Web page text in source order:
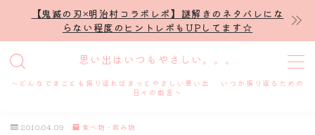
【鬼滅の刃×明治村コラボレポ】謎解きのネタバレにな
らない程度のヒントレポもUPしてます☆
思い出はいつもやさしい。。。
～どんなできごとも振り返ればきっとやさしい思い出 いつか振り返るための
日々の戯言～
MENU
2010.04.09 食べ物・飲み物